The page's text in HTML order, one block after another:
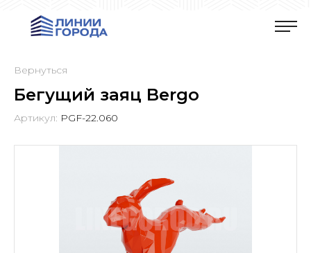
Вернуться
Бегущий заяц Bergo
Артикул: PGF-22.060